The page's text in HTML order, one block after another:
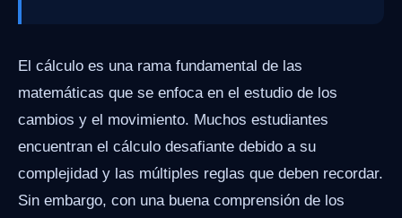
El cálculo es una rama fundamental de las
matemáticas que se enfoca en el estudio de los
cambios y el movimiento. Muchos estudiantes
encuentran el cálculo desafiante debido a su
complejidad y las múltiples reglas que deben recordar.
Sin embargo, con una buena comprensión de los